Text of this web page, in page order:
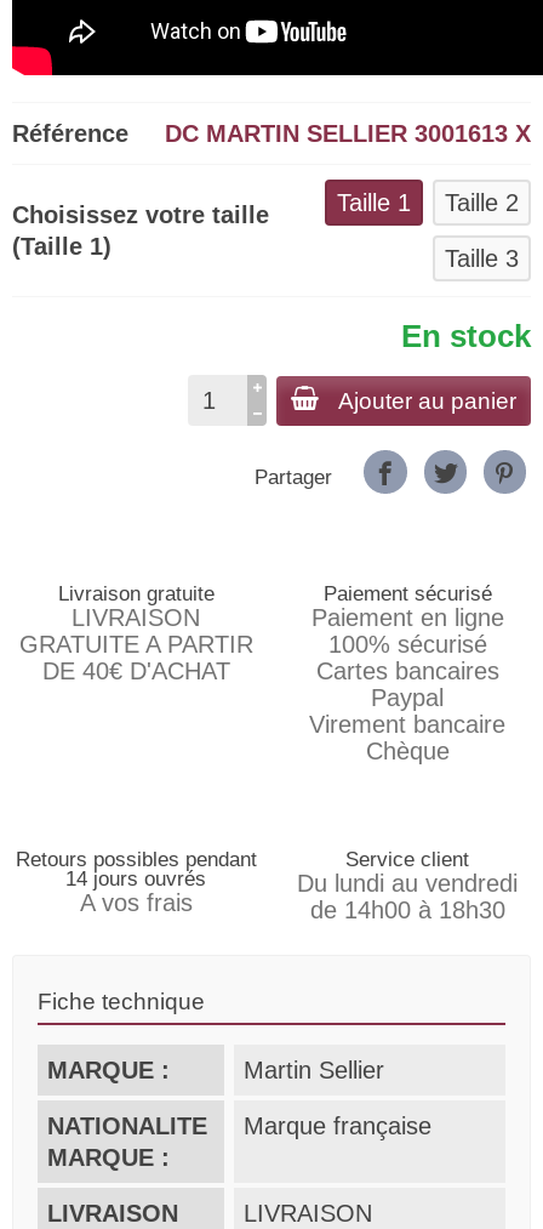
Référence DC MARTIN SELLIER 3001613 X
Choisissez votre taille
(Taille 1)
Taille 1 Taille 2
Taille 3
En stock
Ajouter au panier
Partager
Livraison gratuite
LIVRAISON
GRATUITE A PARTIR
DE 40€ D'ACHAT
Paiement sécurisé
Paiement en ligne
100% sécurisé
Cartes bancaires
Paypal
Virement bancaire
Chèque
Retours possibles pendant
14 jours ouvrés
A vos frais
Service client
Du lundi au vendredi
de 14h00 à 18h30
Fiche technique
MARQUE : Martin Sellier
NATIONALITE
MARQUE :
Marque française
LIVRAISON
LIVRAISON